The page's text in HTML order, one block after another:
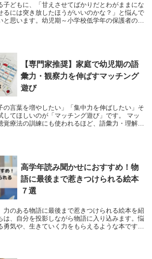
子どもに、「甘えさせてばかりだとわがままにな
るには突き放したほうがいいのかな？」と悩んで
と思います。幼児期～小学校低学年の保護者の方
【専門家推奨】家庭で幼児期の語
彙力・観察力を伸ばすマッチング
遊び
の言葉を増やしたい」「集中力を伸ばしたい」そ
てほしいのが「マッチング遊び」です。 マッ
覚療法の訓練にも使われるほど、語彙力・理解
高学年読み聞かせにおすすめ！物
語に最後まで惹きつけられる絵本
７選
力のある物語に最後まで惹きつけられる絵本を紹
は、自分を投影しながら物語に入り込みます。悩
勇気や、生きていく力をもらえるような本です。